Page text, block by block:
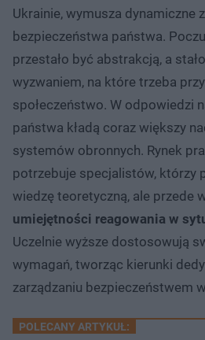
Ukrainie, wymusza dynamiczne
bezpieczeństwa państwa.
przestało być abstrakcją, a
wyzwaniem, na które trzeba
społeczeństwo. W odpowiedzi
państwa kładą coraz większy
systemów obronnych. Rynek
potrzebuje specjalistów, którzy
wiedzę teoretyczną, ale przede
umiejętności reagowania w
Uczelnie wyższe dostosowują
wymagań, tworząc kierunki
zarządzaniu bezpieczeństwem
POLECANY ARTYKUŁ: